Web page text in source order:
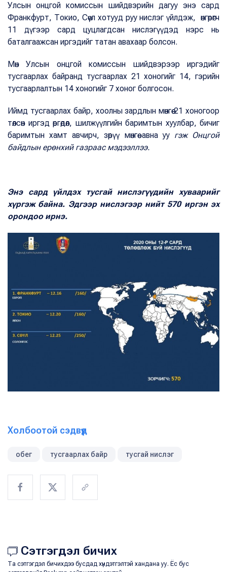
Улсын онцгой комиссын шийдвэрийн дагуу энэ сард
Франкфурт, Токио, Сөүл хотууд руу нислэг үйлдэж, өнгөрөгч
11 дүгээр сард цуцлагдсан нислэгүүдэд нэрс нь
баталгаажсан иргэдийг татан авахаар болсон.
Мөн Улсын онцгой комиссын шийдвэрээр иргэдийг
тусгаарлах байранд тусгаарлах 21 хоногийг 14, гэрийн
тусгаарлалтын 14 хоногийг 7 хоног болгосон.
Иймд тусгаарлах байр, хоолны зардлын мөнгөө 21 хоногоор
төлсөн иргэд өргөдөл, шилжүүлгийн баримтын хуулбар, бичиг
баримтын хамт авчирч, зөрүү мөнгөө авна уу гэж Онцгой
байдлын ерөнхий газраас мэдээллээ.
Энэ сард үйлдэх тусгай нислэгүүдийн хуваарийг
хүргэж байна. Эдгээр нислэгээр нийт 570 иргэн эх
орондоо ирнэ.
Холбоотой сэдвүүд
обег тусгаарлах байр тусгай нислэг
Сэтгэгдэл бичих
Та сэтгэгдэл бичихдээ бусдад хүндэтгэлтэй хандана уу. Ёс бус